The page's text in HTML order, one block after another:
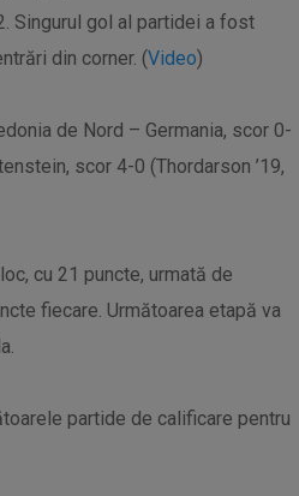
Singurul gol al partidei a fost
din corner. (Video)
de Nord – Germania, scor 0-
scor 4-0 (Thordarson ’19,
cu 21 puncte, urmată de
fiecare. Următoarea etapă va
partide de calificare pentru